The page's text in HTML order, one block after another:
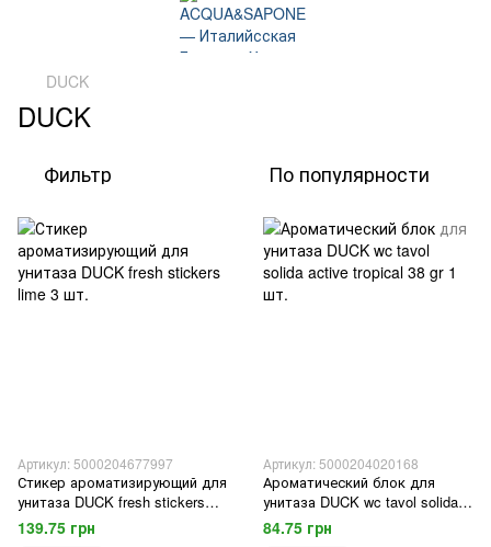
DUCK
DUCK
Фильтр По популярности
Артикул: 5000204677997
Стикер ароматизирующий для
унитаза DUCK fresh stickers
lime 3 шт.
139.75 грн
Артикул: 5000204020168
Ароматический блок для
унитаза DUCK wc tavol solida
active tropical 38 gr 1 шт.
84.75 грн